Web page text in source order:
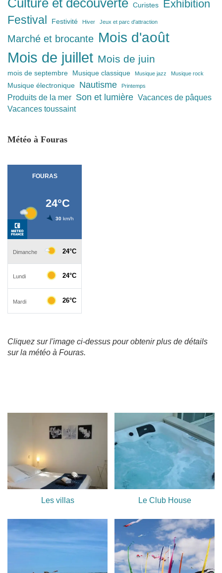
Curistes Exhibition
Festival Festivité Hiver Jeux et parc d'attraction
Marché et brocante Mois d'août
Mois de juillet Mois de juin
mois de septembre Musique classique Musique jazz Musique rock
Musique électronique Nautisme Printemps
Produits de la mer Son et lumière Vacances de pâques
Vacances toussaint
Météo à Fouras
Cliquez sur l'image ci-dessus pour obtenir plus de détails
sur la météo à Fouras.
Les villas Le Club House